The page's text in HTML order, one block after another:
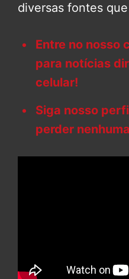
diversas fontes
Entre no nosso
para notícias
celular!
Siga nosso
perder